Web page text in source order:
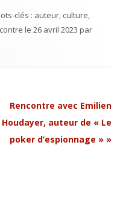
clés : auteur, culture,
le 26 avril 2023 par
Rencontre avec Emilien
Houdayer, auteur de « Le
poker d’espionnage » »